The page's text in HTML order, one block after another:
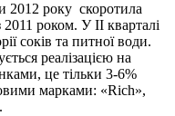
2012 року скоротила
роком. У ІІ кварталі
соків та питної води.
реалізацією на
це тільки 3-6%
марками: «Rich»,